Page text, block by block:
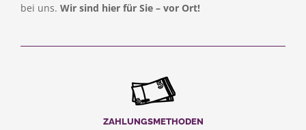
bei uns. Wir sind hier für Sie – vor Ort!
ZAHLUNGSMETHODEN